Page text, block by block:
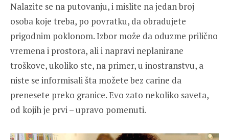
Nalazite se na putovanju, i mislite na jedan broj
osoba koje treba, po povratku, da obradujete
prigodnim poklonom. Izbor može da oduzme prilično
vremena i prostora, ali i napravi neplanirane
troškove, ukoliko ste, na primer, u inostranstvu, a
niste se informisali šta možete bez carine da
prenesete preko granice. Evo zato nekoliko saveta,
od kojih je prvi – upravo pomenuti.